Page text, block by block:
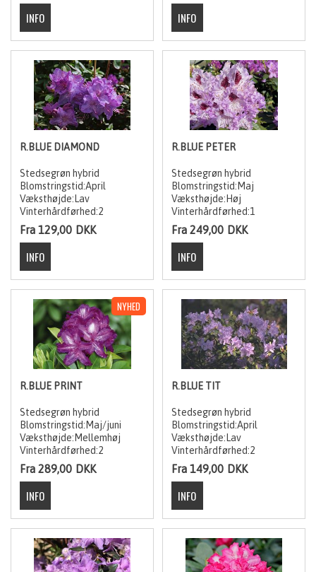
R.BLUE DIAMOND
Stedsegrøn hybrid
Blomstringstid:April
Væksthøjde:Lav
Vinterhårdførhed:2
Fra 129,00 DKK
R.BLUE PETER
Stedsegrøn hybrid
Blomstringstid:Maj
Væksthøjde:Høj
Vinterhårdførhed:1
Fra 249,00 DKK
R.BLUE PRINT
Stedsegrøn hybrid
Blomstringstid:Maj/juni
Væksthøjde:Mellemhøj
Vinterhårdførhed:2
Fra 289,00 DKK
R.BLUE TIT
Stedsegrøn hybrid
Blomstringstid:April
Væksthøjde:Lav
Vinterhårdførhed:2
Fra 149,00 DKK